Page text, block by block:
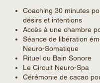
Coaching 30 minutes
désirs et intentions
Accès à une chambre
Séance de libération
Neuro-Somatique
Rituel du Bain Sonore
Le Circuit Neuro-Spa
Cérémonie de cacao